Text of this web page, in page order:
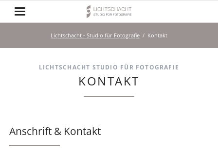
Lichtschacht - Studio für Fotografie Kontakt
LICHTSCHACHT STUDIO FÜR FOTOGRAFIE
KONTAKT
Anschrift & Kontakt